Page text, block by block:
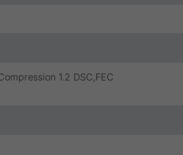
1.2 DSC,FEC